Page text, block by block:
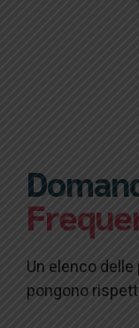
Un elenco
pongono